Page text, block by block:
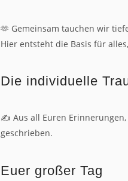
🫶 Gemeinsam tauchen wir
Hier entsteht die Basis für
Die individuelle
✍️ Aus all Euren
geschrieben.
Euer großer Tag